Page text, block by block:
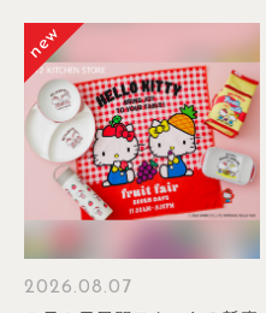
2026.08.07